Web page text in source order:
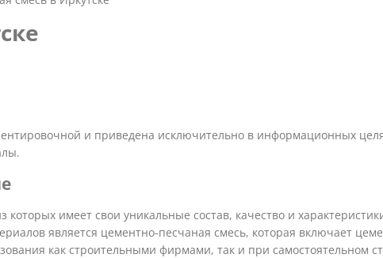
и приведена исключительно в информационных
имеет свои уникальные состав, качество и
является цементно-песчаная смесь, которая включает
как строительными фирмами, так и при самостоятельном